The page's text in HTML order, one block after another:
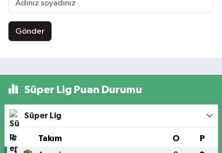
Gönder
Süper Lig Puan Durumu
Süper Lig
# Takım O P